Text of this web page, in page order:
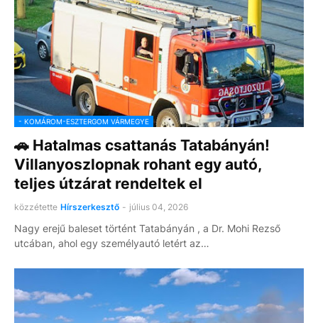
- KOMÁROM-ESZTERGOM VÁRMEGYE
🚗 Hatalmas csattanás Tatabányán!
Villanyoszlopnak rohant egy autó,
teljes útzárat rendeltek el
közzétette Hírszerkesztő - július 04, 2026
Nagy erejű baleset történt Tatabányán , a Dr. Mohi Rezső
utcában, ahol egy személyautó letért az…